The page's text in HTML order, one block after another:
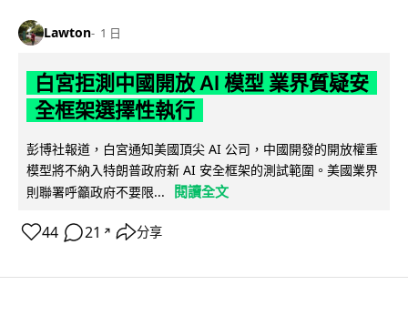
Lawton 1 日
白宮拒測中國開放 AI 模型 業界質疑安
全框架選擇性執行
彭博社報道，白宮通知美國頂尖 AI 公司，中國開發的開放權重
模型將不納入特朗普政府新 AI 安全框架的測試範圍。美國業界
則聯署呼籲政府不要限...
閱讀全文
44 21 ↗ 分享